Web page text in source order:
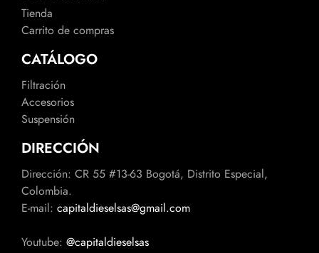
Tienda
Carrito de compras
CATÁLOGO
Filtración
Accesorios
Suspensión
DIRECCIÓN
Dirección: CR 55 #13-63 Bogotá, Distrito Especial,
Colombia.
E-mail: capitaldieselsas@gmail.com
Youtube: @capitaldieselsas